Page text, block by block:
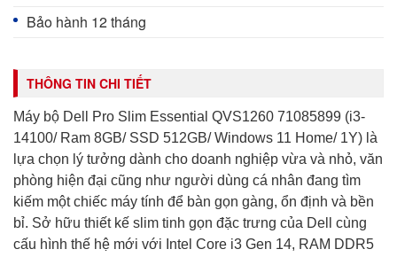
Bảo hành 12 tháng
THÔNG TIN CHI TIẾT
Máy bộ Dell Pro Slim Essential QVS1260 71085899 (i3-
14100/ Ram 8GB/ SSD 512GB/ Windows 11 Home/ 1Y) là
lựa chọn lý tưởng dành cho doanh nghiệp vừa và nhỏ, văn
phòng hiện đại cũng như người dùng cá nhân đang tìm
kiếm một chiếc máy tính để bàn gọn gàng, ổn định và bền
bỉ. Sở hữu thiết kế slim tinh gọn đặc trưng của Dell cùng
cấu hình thế hệ mới với Intel Core i3 Gen 14, RAM DDR5